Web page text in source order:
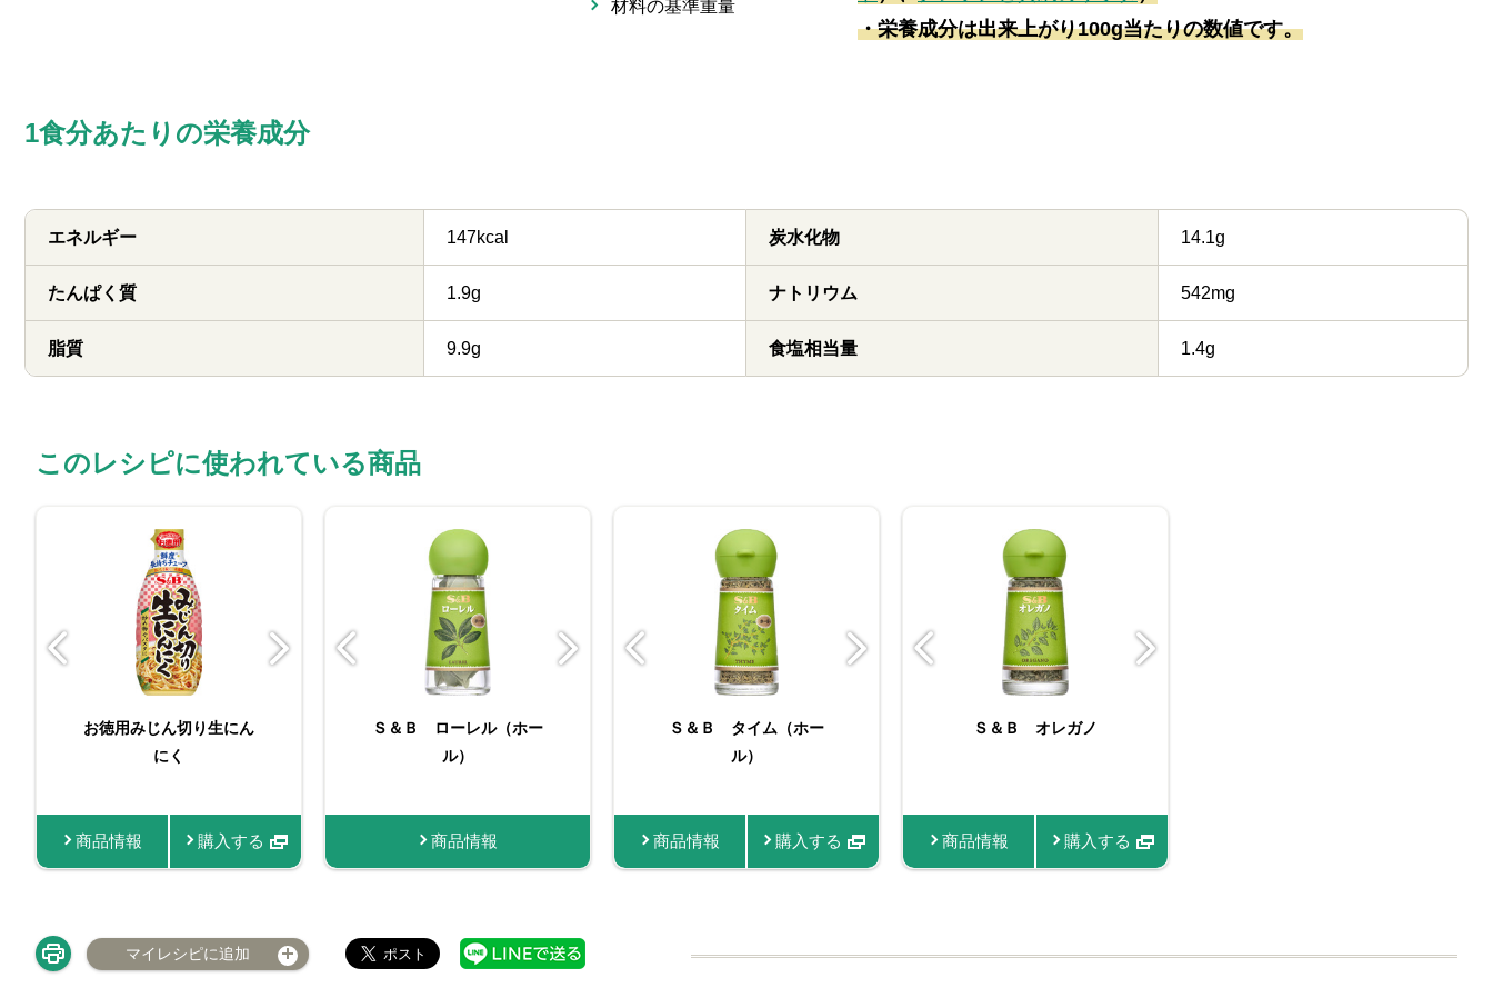
材料の基準重量
・栄養成分は出来上がり100g当たりの数値です。
1食分あたりの栄養成分
エネルギー 147kcal
たんぱく質 1.9g
脂質 9.9g
炭水化物 14.1g
ナトリウム 542mg
食塩相当量 1.4g
このレシピに使われている商品
お徳用みじん切り生にん
にく
商品情報 購入する
お徳用みじん切り生にん
にく
商品情報
お徳用みじん切り生にん
商品情報 購入する
お徳用みじん切り生にん
商品情報 購入する
ORGANIC SPICE 袋
入り有機ローレル
商品情報 購入する
Ｓ＆Ｂ ローレル（ホー
ル）
商品情報
ＳＰＩＣＥ＆ＨＥＲＢ
袋入りローレル（ホー
商品情報 購入する
FAUCHON 袋入りロー
商品情報 購入する
ORGANIC SPICE 有
機タイム
購入する
Ｓ＆Ｂ タイム（ホー
ル）
商品情報 購入する
FAUCHON タイム（ホ
商品情報 購入する
バリュースパイスオレガ
ノ
商品情報
Ｓ＆Ｂ オレガノ
商品情報 購入する
マイレシピに追加